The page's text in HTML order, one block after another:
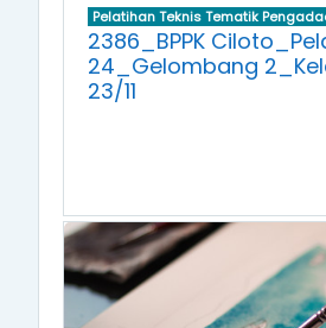
Pelatihan Teknis Tematik
2386_BPPK
24_Gelombang
23/11